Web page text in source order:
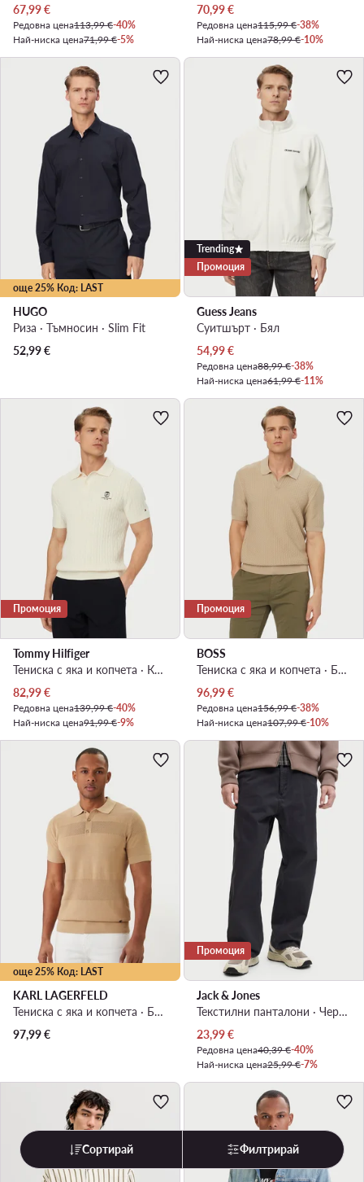
Актуална цена
67,99€
Редовна цена113,99 €-40%
Най-ниска цена71,99 €-5%
Актуална цена
70,99€
Редовна цена115,99 €-38%
Най-ниска цена78,99 €-10%
още 25% Код: LAST
HUGO
Риза · Тъмносин · Slim Fit
52,99€
Trending
Промоция
Guess Jeans
Суитшърт · Бял
Актуална цена
54,99€
Редовна цена88,99 €-38%
Най-ниска цена61,99 €-11%
Промоция
Tommy Hilfiger
Тениска с яка и копчета · Кремав
Актуална цена
82,99€
Редовна цена139,99 €-40%
Най-ниска цена91,99 €-9%
Промоция
BOSS
Тениска с яка и копчета · Бежов
Актуална цена
96,99€
Редовна цена156,99 €-38%
Най-ниска цена107,99 €-10%
още 25% Код: LAST
KARL LAGERFELD
Тениска с яка и копчета · Бежов
97,99€
Промоция
Jack & Jones
Текстилни панталони · Черен · Regular Fit
Актуална цена
23,99€
Редовна цена40,39 €-40%
Най-ниска цена25,99 €-7%
Сортирай Филтрирай